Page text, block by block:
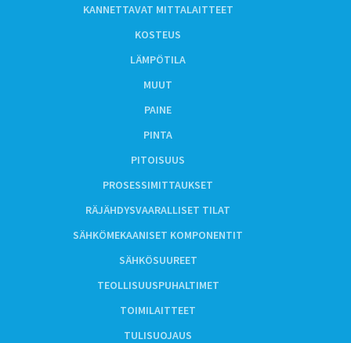
KANNETTAVAT MITTALAITTEET
KOSTEUS
LÄMPÖTILA
MUUT
PAINE
PINTA
PITOISUUS
PROSESSIMITTAUKSET
RÄJÄHDYSVAARALLISET TILAT
SÄHKÖMEKAANISET KOMPONENTIT
SÄHKÖSUUREET
TEOLLISUUSPUHALTIMET
TOIMILAITTEET
TULISUOJAUS